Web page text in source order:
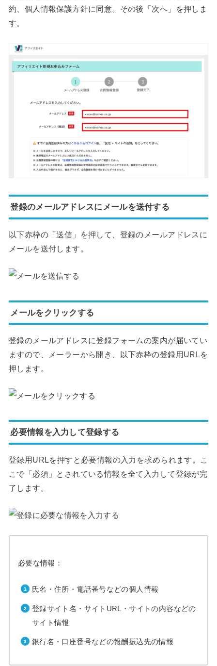
約、個人情報保護方針に同意。その後「次へ」を押しま
す。
登録のメールアドレスにメールを送付する
以下赤枠の「送信」を押して、登録のメールアドレスに
メールを送付します。
メールをクリックする
登録のメールアドレスに登録フォームの案内が届いてい
ますので、メーラーから開き、以下赤枠の登録用URLを
押します。
必要情報を入力して登録する
登録用URLを押すと必要情報の入力を求められます。こ
こで「必須」とされている情報を全て入力して登録が完
了します。
必要な情報：
氏名・住所・電話番号などの個人情報
登録サイト名・サイトURL・サイトの内容などの
サイト情報
銀行名・口座番号などの報酬振込先の情報